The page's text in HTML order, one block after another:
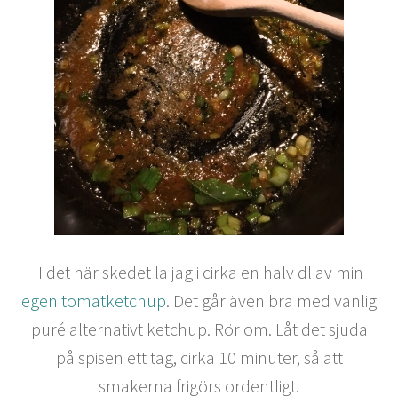
I det här skedet la jag i cirka en halv dl av min
egen tomatketchup. Det går även bra med vanlig
puré alternativt ketchup. Rör om. Låt det sjuda
på spisen ett tag, cirka 10 minuter, så att
smakerna frigörs ordentligt.